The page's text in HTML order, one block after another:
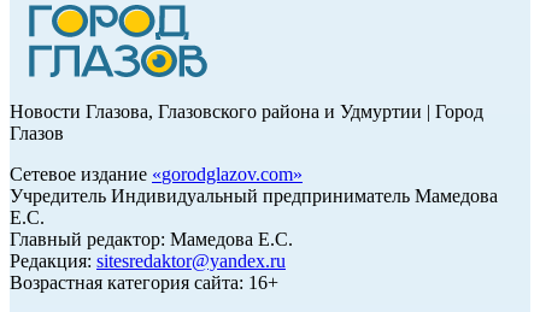
Новости Глазова, Глазовского района и Удмуртии | Город
Глазов
Сетевое издание «gorodglazov.com»
Учредитель Индивидуальный предприниматель Мамедова
Е.С.
Главный редактор: Мамедова Е.С.
Редакция: sitesredaktor@yandex.ru
Возрастная категория сайта: 16+